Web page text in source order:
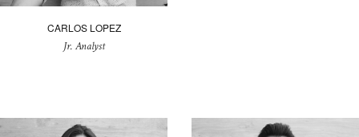
CARLOS LOPEZ
Jr. Analyst